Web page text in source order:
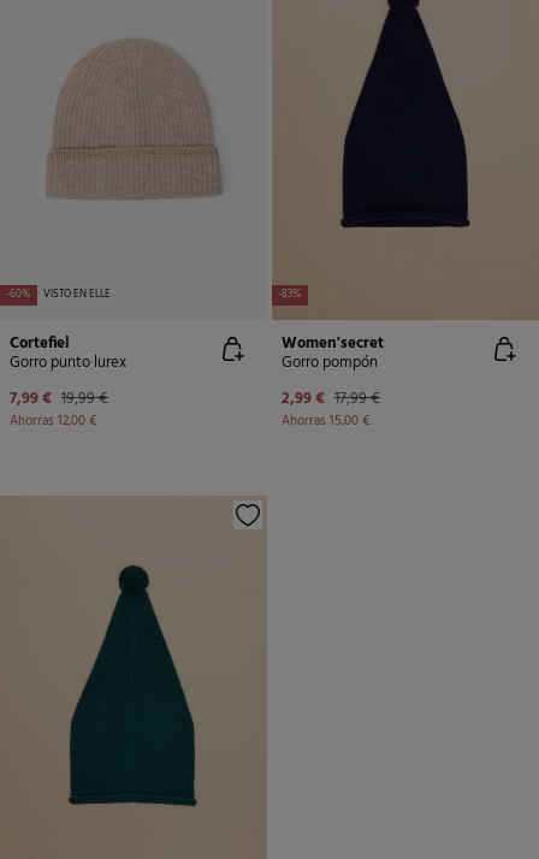
-60% VISTO EN ELLE
Cortefiel
Gorro punto lurex
7,99 € 19,99 €
Ahorras 12,00 €
-83%
Women'secret
Gorro pompón
2,99 € 17,99 €
Ahorras 15,00 €